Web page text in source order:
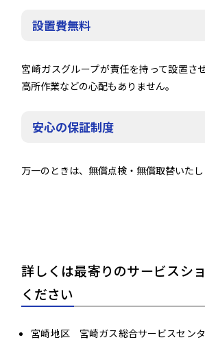
設置費無料
宮崎ガスグループが責任を持って設置さ
高所作業などの心配もありません。
安心の保証制度
万一のときは、無償点検・無償取替いたし
詳しくは最寄りのサービスシ
ください
宮崎地区 宮崎ガス総合サービスセ